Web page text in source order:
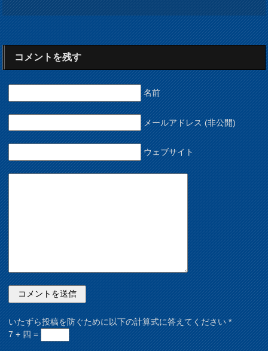
コメントを残す
名前
メールアドレス (非公開)
ウェブサイト
いたずら投稿を防ぐために以下の計算式に答えてください*
7 + 四 =